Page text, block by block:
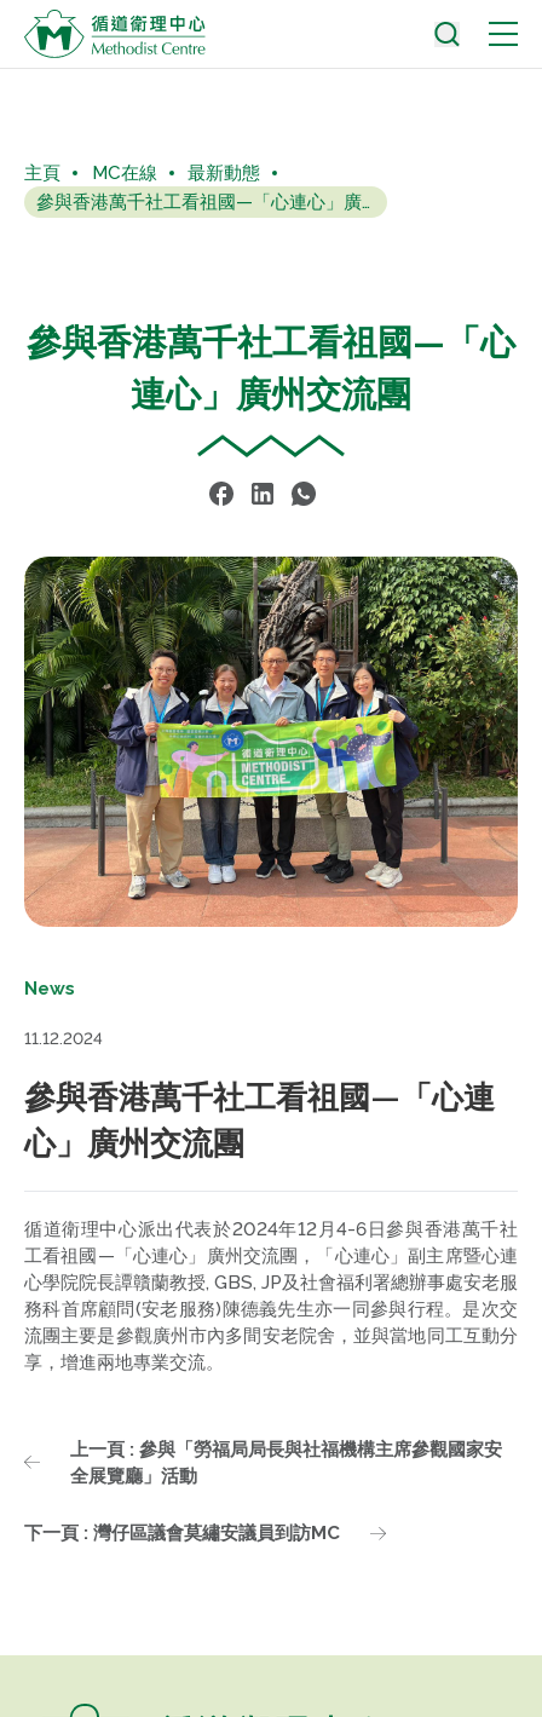
主頁 MC在線
最新動態
參與香港萬千社工看祖國—「心連心」廣州交流團
參與香港萬千社工看祖國—「心
連心」廣州交流團
News
11.12.2024
參與香港萬千社工看祖國—「心連
心」廣州交流團
循道衛理中心派出代表於2024年12月4-6日參與香港萬千社
工看祖國—「心連心」廣州交流團，「心連心」副主席暨心連
心學院院長譚贛蘭教授, GBS, JP及社會福利署總辦事處安老服
務科首席顧問(安老服務)陳德義先生亦一同參與行程。是次交
流團主要是參觀廣州市內多間安老院舍，並與當地同工互動分
享，增進兩地專業交流。
上一頁 : 參與「勞福局局長與社福機構主席參觀國家安
全展覽廳」活動
下一頁 : 灣仔區議會莫繡安議員到訪MC